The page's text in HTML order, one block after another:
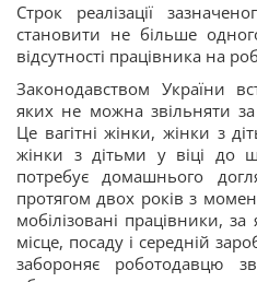
Строк реалізації
становити не більше
відсутності працівника на
Законодавством України
яких не можна звільняти за
Це вагітні жінки, жінки з
жінки з дітьми у віці до
потребує домашнього
протягом двох років з
мобілізовані працівники,
місце, посаду і середній
забороняє роботодавцю